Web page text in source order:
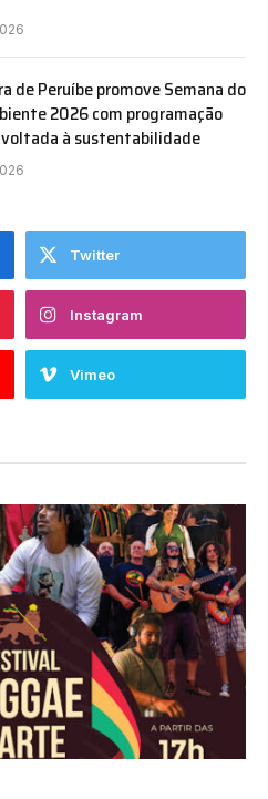
de Peruíbe promove Semana do
2026 com programação
à sustentabilidade
Twitter
Instagram
Vimeo